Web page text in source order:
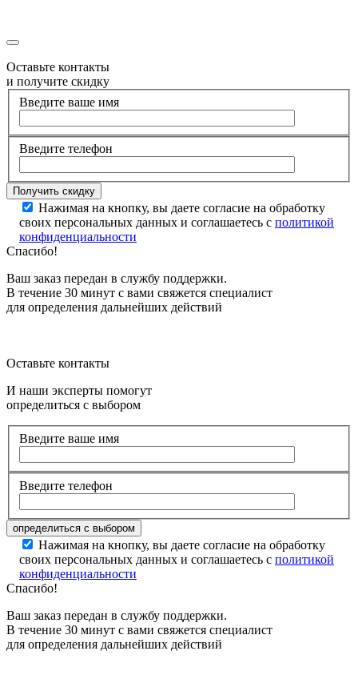
Оставьте контакты
и получите скидку
Введите ваше имя
Введите телефон
Нажимая на кнопку, вы даете согласие на обработку
своих персональных данных и соглашаетесь с политикой
конфиденциальности
Спасибо!
Ваш заказ передан в службу поддержки.
В течение 30 минут с вами свяжется специалист
для определения дальнейших действий
Оставьте контакты
И наши эксперты помогут
определиться с выбором
Введите ваше имя
Введите телефон
Нажимая на кнопку, вы даете согласие на обработку
своих персональных данных и соглашаетесь с политикой
конфиденциальности
Спасибо!
Ваш заказ передан в службу поддержки.
В течение 30 минут с вами свяжется специалист
для определения дальнейших действий